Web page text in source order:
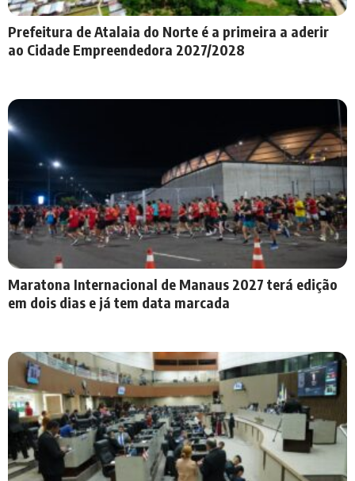
Prefeitura de Atalaia do Norte é a primeira a aderir
ao Cidade Empreendedora 2027/2028
Maratona Internacional de Manaus 2027 terá edição
em dois dias e já tem data marcada